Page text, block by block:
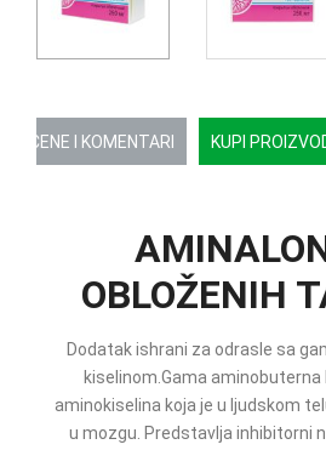
OCENE I KOMENTARI KUPI
OBLOŽENIH
Dodatak ishrani za odrasle sa
kiselinom.Gama aminobuterna
aminokiselina koja je u ljudskom
u mozgu. Predstavlja inhibitorni